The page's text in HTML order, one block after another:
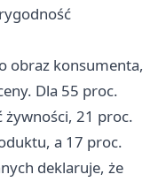
obraz konsumenta,
Dla 55 proc.
żywności, 21 proc.
a 17 proc.
deklaruje, że